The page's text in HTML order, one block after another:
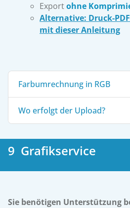
Exportohne
Alternative: Druck-
mit dieser Anleitung
Farbumrechnung in RGB
Wo erfolgt der Upload?
9 Grafikservice
Sie benötigen Unterstützung